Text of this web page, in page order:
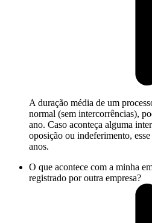
A duração média de um
normal (sem intercorrências),
ano. Caso aconteça alguma
oposição ou indeferimento,
anos.
O que acontece com a minha
registrado por outra empresa?